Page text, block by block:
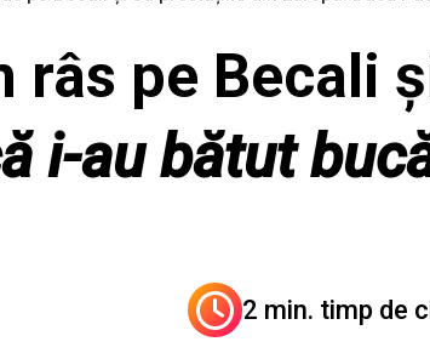
râs pe Becali
i-au bătut
2 min. timp de